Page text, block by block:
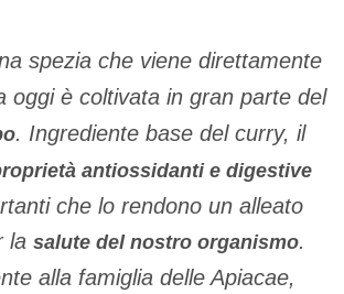
spezia che viene direttamente
oggi è coltivata in gran parte del
. Ingrediente base del curry, il
antiossidanti e digestive
che lo rendono un alleato
la salute del nostro organismo.
alla famiglia delle Apiacae,